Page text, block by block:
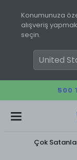
Konumunuza
alışveriş
seçin.
500
Çok